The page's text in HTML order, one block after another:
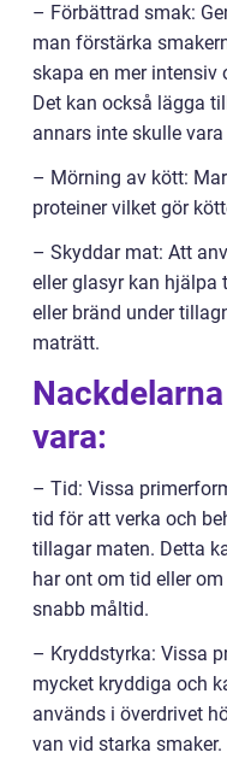
– Förbättrad smak:
man förstärka
skapa en mer intensiv
Det kan också lägga
annars inte skulle
– Mörning av kött:
proteiner vilket gör
– Skyddar mat: Att
eller glasyr kan
eller bränd under
maträtt.
vara:
– Tid: Vissa
tid för att verka och
tillagar maten. Detta
har ont om tid eller
snabb måltid.
– Kryddstyrka: Vissa
mycket kryddiga och
används i överdrivet
van vid starka smaker.